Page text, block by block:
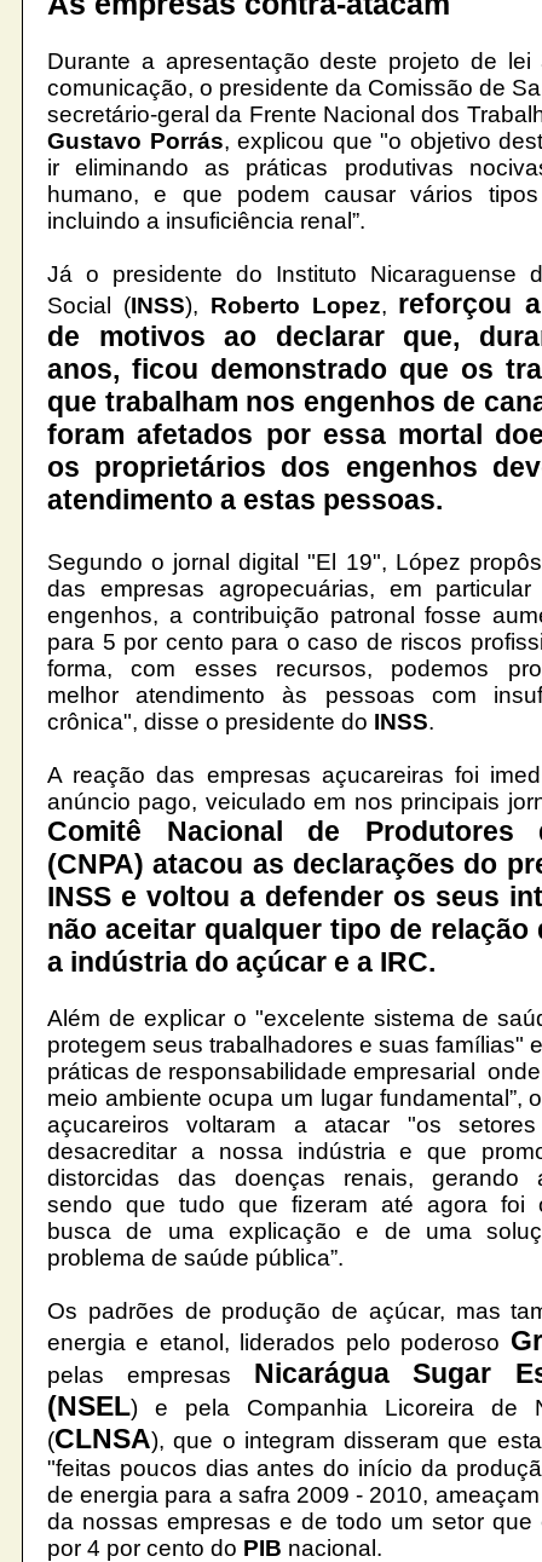
Durante a apresentação deste projeto de
comunicação, o presidente da Comissão de
secretário-geral da Frente Nacional dos
Gustavo Porrás, explicou que "o objetivo
ir eliminando as práticas
produtivas
humano, e que podem causar vários
incluindo a insuficiência renal”.
Já o presidente do Instituto Nicaraguense
Social (INSS), Roberto Lopez, reforçou
de motivos ao declarar que,
anos, ficou demonstrado que os
que trabalham nos engenhos de
foram afetados por essa mortal
os proprietários dos engenhos
atendimento a estas pessoas.
Segundo o jornal digital "El 19", López
das empresas agropecuárias, em
engenhos, a contribuição patronal fosse
para 5 por cento para o caso de riscos
forma, com esses recursos, podemos
melhor atendimento às pessoas com
crônica", disse o presidente do INSS.
A reação das empresas açucareiras foi
anúncio pago, veiculado em nos principais
Comitê Nacional de Produtores
(CNPA) atacou as declarações do
INSS e voltou a defender os seus
não aceitar qualquer tipo de relação
a indústria do açúcar e a IRC.
Além de explicar o "excelente sistema de
protegem seus trabalhadores e suas famílias"
práticas de responsabilidade empresarial
meio ambiente ocupa um lugar fundamental”,
açucareiros voltaram a atacar "os
desacreditar a nossa indústria e que
distorcidas das doenças renais, gerando
sendo que tudo que fizeram até agora foi
busca de uma explicação e de uma
problema de saúde pública”.
Os padrões de produção de açúcar, mas
energia e etanol, liderados pelo poderoso
pelas empresas Nicarágua Sugar
(NSEL) e pela Companhia Licoreira de
(CLNSA), que o integram disseram que
"feitas poucos dias antes do início da
de energia para a safra 2009 - 2010, ameaçam
da nossas empresas e de todo um setor que
por 4 por cento do PIB nacional.